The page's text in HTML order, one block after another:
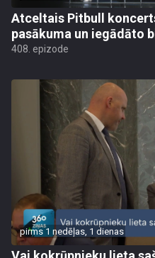
Atceltais Pitbull
pasākuma un iegādāto
408. epizode
pirms 1 nedēļas, 1 dienas